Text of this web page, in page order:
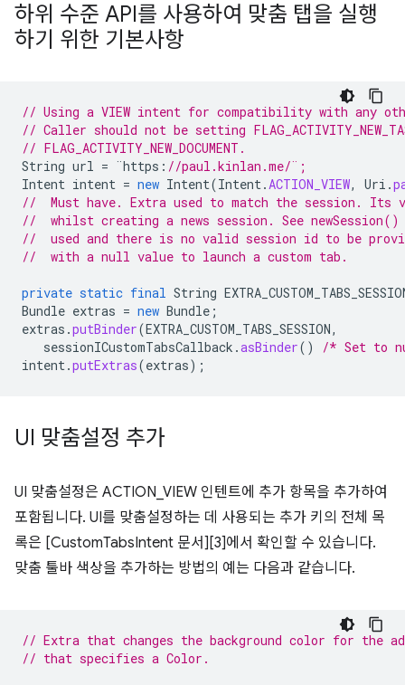
하위 수준 API를 사용하여 맞춤 탭을 실행
하기 위한 기본사항
// Using a VIEW intent for compatibility with any
// Caller should not be setting
// FLAG_ACTIVITY_NEW_DOCUMENT.
String url = ¨https : //paul.kinlan.me/¨;
Intent intent = new Intent(Intent.ACTION_VIEW, Uri .
//  Must have. Extra used to match the session. Its
//  whilst creating a news session. See
//  used and there is no valid session id to be
//  with a null value to launch a custom tab.
private static final String
Bundle extras = new Bundle ;
extras .putBinder(EXTRA_CUSTOM_TABS_SESSION,
sessionICustomTabsCallback .asBinder()
/* Set to
intent.putExtras(extras);
UI 맞춤설정 추가
UI 맞춤설정은 ACTION_VIEW 인텐트에 추가 항목을 추가하여
포함됩니다. UI를 맞춤설정하는 데 사용되는 추가 키의 전체 목
록은 [CustomTabsIntent 문서][3]에서 확인할 수 있습니다.
맞춤 툴바 색상을 추가하는 방법의 예는 다음과 같습니다.
// Extra that changes the background color for the
// that specifies a Color.